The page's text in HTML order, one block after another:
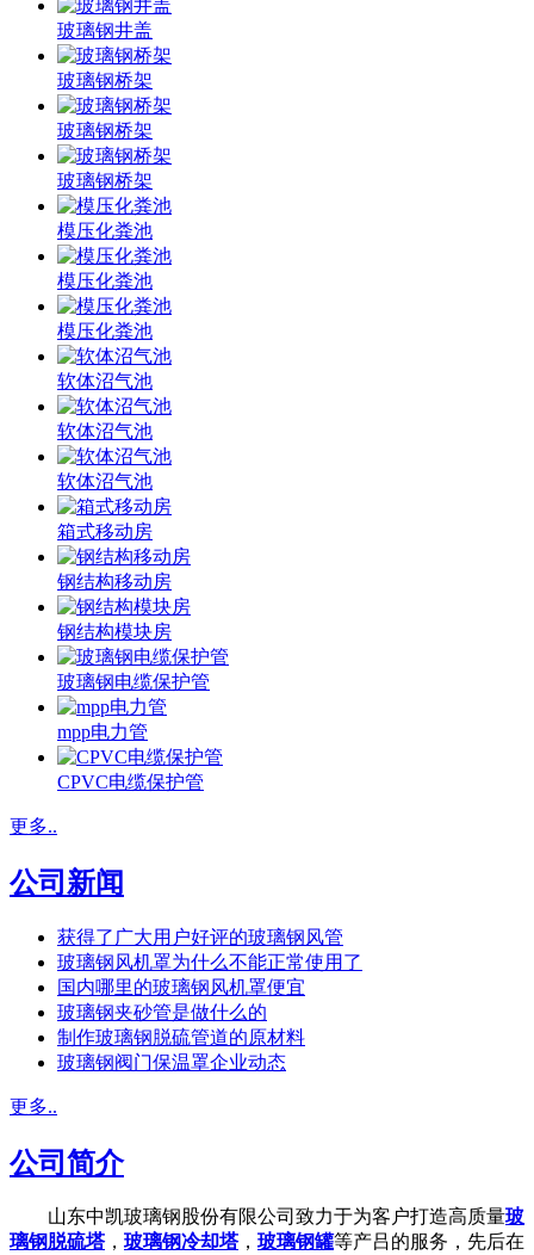
玻璃钢井盖
玻璃钢桥架
玻璃钢桥架
玻璃钢桥架
模压化粪池
模压化粪池
模压化粪池
软体沼气池
软体沼气池
软体沼气池
箱式移动房
钢结构移动房
钢结构模块房
玻璃钢电缆保护管
mpp电力管
CPVC电缆保护管
更多..
公司新闻
获得了广大用户好评的玻璃钢风管
玻璃钢风机罩为什么不能正常使用了
国内哪里的玻璃钢风机罩便宜
玻璃钢夹砂管是做什么的
制作玻璃钢脱硫管道的原材料
玻璃钢阀门保温罩企业动态
更多..
公司简介
山东中凯玻璃钢股份有限公司致力于为客户打造高质量玻
璃钢脱硫塔， 玻璃钢冷却塔， 玻璃钢罐等产吕的服务，先后在